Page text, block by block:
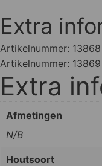
Extra
Artikelnummer: 13868
Artikelnummer: 13869
Extra
Afmetingen
N/B
Houtsoort